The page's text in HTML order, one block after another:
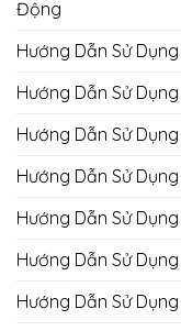
Động
Hướng Dẫn Sử
Hướng Dẫn Sử
Hướng Dẫn Sử
Hướng Dẫn Sử
Hướng Dẫn Sử
Hướng Dẫn Sử
Hướng Dẫn Sử